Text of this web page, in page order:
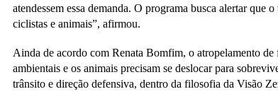
atendessem essa demanda. O programa busca alertar que
ciclistas e animais”, afirmou.
Ainda de acordo com Renata Bomfim, o atropelamento de
ambientais e os animais precisam se deslocar para
trânsito e direção defensiva, dentro da filosofia da Visão